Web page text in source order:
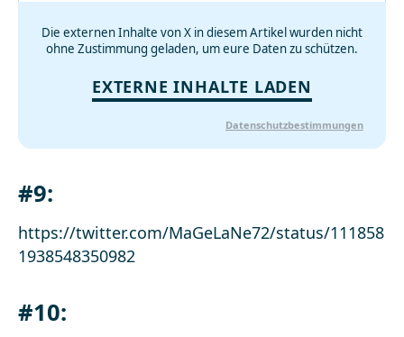
Die externen Inhalte von X in diesem Artikel wurden nicht
ohne Zustimmung geladen, um eure Daten zu schützen.
EXTERNE INHALTE LADEN
Datenschutzbestimmungen
#9:
https://twitter.com/MaGeLaNe72/status/111858
1938548350982
#10: